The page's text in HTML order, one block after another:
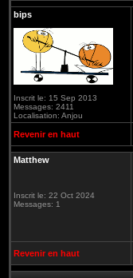
bips
Inscrit le: 15 Sep 2013
Messages: 2411
Localisation: Anjou
Revenir en haut
Matthew
Inscrit le: 22 Oct 2024
Messages: 1
Revenir en haut